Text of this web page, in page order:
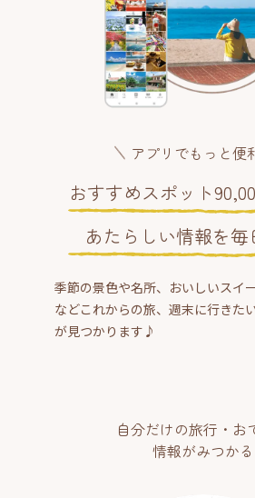
アプリでもっと便
おすすめスポット
あたらしい情報を毎
季節の景色や名所、おいしいスイ
などこれからの旅、週末に行きた
が見つかります♪
自分だけの旅行・お
情報がみつかる